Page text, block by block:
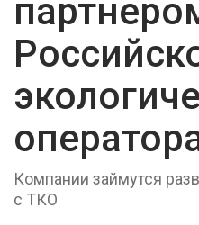
Компании займутся
с ТКО